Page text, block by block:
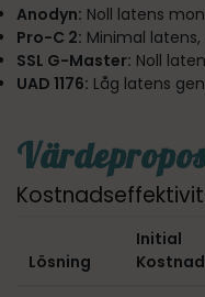
Anodyn: Noll latens
Pro-C 2: Minimal
SSL G-Master: Noll
UAD 1176: Låg latens
Lösning
Initial
Kostnad